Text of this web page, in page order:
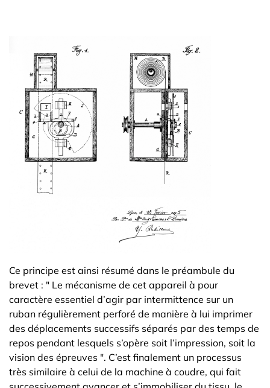
Ce principe est ainsi résumé dans le préambule du
brevet : " Le mécanisme de cet appareil à pour
caractère essentiel d’agir par intermittence sur un
ruban régulièrement perforé de manière à lui imprimer
des déplacements successifs séparés par des temps de
repos pendant lesquels s’opère soit l’impression, soit la
vision des épreuves ". C’est finalement un processus
très similaire à celui de la machine à coudre, qui fait